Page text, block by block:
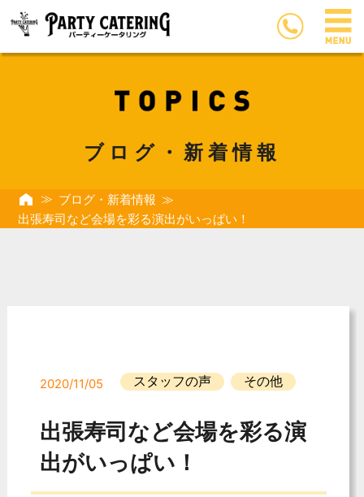
ブログ・新着情報
ブログ・新着情報
出張寿司など会場を彩る演出がいっぱい！
2020/11/05 スタッフの声 その他
出張寿司など会場を彩る演
出がいっぱい！